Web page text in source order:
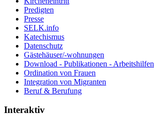
Predigten
Presse
SELK.info
Katechismus
Datenschutz
Gästehäuser/-wohnungen
Download - Publikationen - Arbeitshilfen
Ordination von Frauen
Integration von Migranten
Beruf & Berufung
Interaktiv